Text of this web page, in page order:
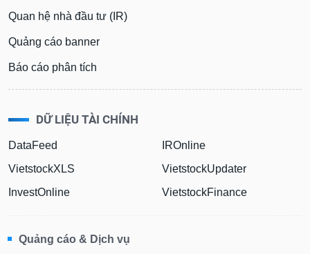
Quan hệ nhà đầu tư (IR)
Quảng cáo banner
Báo cáo phân tích
DỮ LIỆU TÀI CHÍNH
DataFeed
VietstockXLS
InvestOnline
IROnline
VietstockUpdater
VietstockFinance
Quảng cáo & Dịch vụ
Truyền
tài
Dữ
liệu
chính